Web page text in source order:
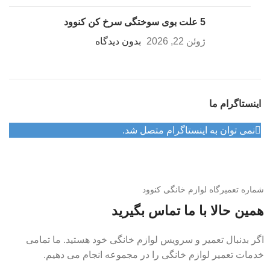
5 علت بوی سوختگی سرخ کن کنوود
ژوئن 22, 2026
بدون دیدگاه
اینستاگرام ما
نمی توان به اینستاگرام متصل شد.
شماره تعمیرگاه لوازم خانگی کنوود
همین حالا با ما تماس بگیرید
اگر بدنبال تعمیر و سرویس لوازم خانگی خود هستید. ما تمامی
خدمات تعمیر لوازم خانگی را در مجموعه انجام می دهیم.